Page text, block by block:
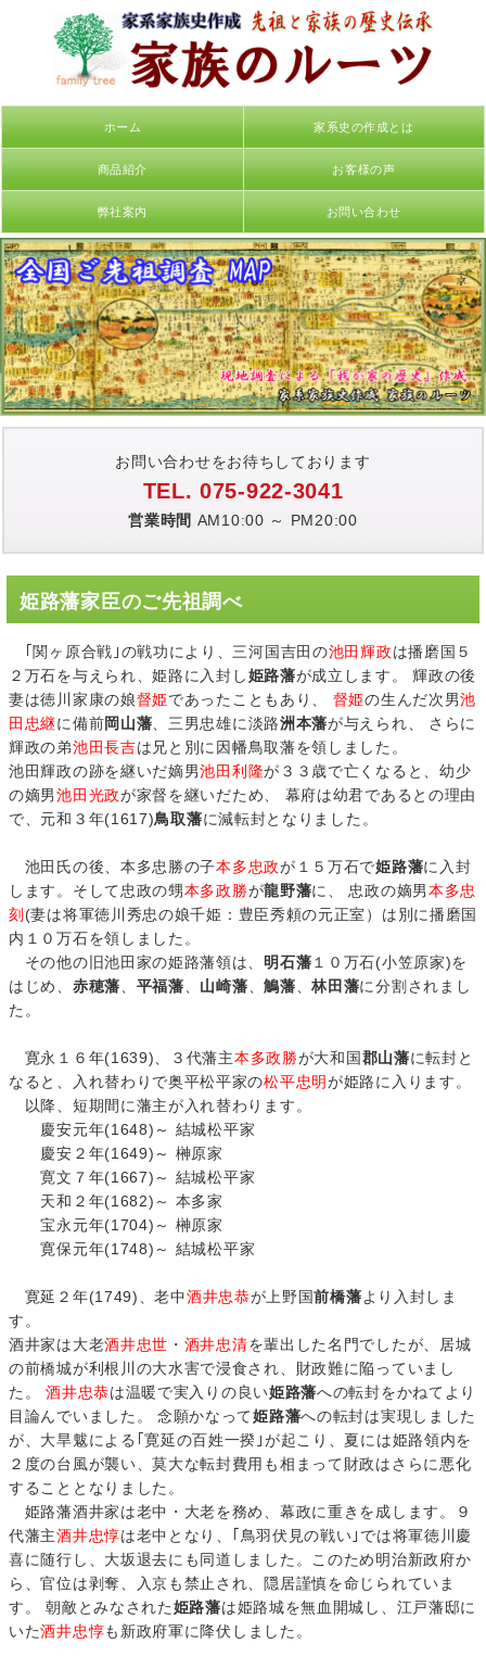
ホーム 家系史の作成とは
商品紹介 お客様の声
弊社案内 お問い合わせ
お問い合わせをお待ちしております
TEL. 075-922-3041
営業時間 AM10:00 ～ PM20:00
姫路藩家臣のご先祖調べ
｢関ヶ原合戦｣の戦功により、三河国吉田の池田輝政は播磨国５
２万石を与えられ、姫路に入封し姫路藩が成立します。 輝政の後
妻は徳川家康の娘督姫であったこともあり、 督姫の生んだ次男池
田忠継に備前岡山藩 、三男忠雄に淡路洲本藩が与えられ、 さらに
輝政の弟池田長吉は兄と別に因幡鳥取藩を領しました。
池田輝政の跡を継いだ嫡男池田利隆が３３歳で亡くなると、幼少
の嫡男池田光政が家督を継いだため、 幕府は幼君であるとの理由
で、元和３年(1617)鳥取藩に減転封となりました。
池田氏の後、本多忠勝の子本多忠政が１５万石で姫路藩に入封
します。そして忠政の甥本多政勝が龍野藩に、 忠政の嫡男本多忠
刻 (妻は将軍徳川秀忠の娘千姫：豊臣秀頼の元正室）は別に播磨国
内１０万石を領しました。
その他の旧池田家の姫路藩領は、 明石藩 １０万石(小笠原家)を
はじめ、 赤穂藩 平福藩 山崎藩 、鵤藩 、林田藩に分割されまし
た。
寛永１６年(1639)、３代藩主本多政勝が大和国郡山藩に転封と
なると、入れ替わりで奥平松平家の松平忠明が姫路に入ります。
以降、短期間に藩主が入れ替わります。
慶安元年(1648)～ 結城松平家
慶安２年(1649)～ 榊原家
寛文７年(1667)～ 結城松平家
天和２年(1682)～ 本多家
宝永元年(1704)～ 榊原家
寛保元年(1748)～ 結城松平家
寛延２年(1749)、老中酒井忠恭が上野国前橋藩より入封しま
す。
酒井家は大老酒井忠世 ・ 酒井忠清を輩出した名門でしたが、居城
の前橋城が利根川の大水害で浸食され、財政難に陥っていまし
た。酒井忠恭は温暖で実入りの良い姫路藩への転封をかねてより
目論んでいました。 念願かなって姫路藩への転封は実現しました
が、大旱魃による｢寛延の百姓一揆｣が起こり、夏には姫路領内を
２度の台風が襲い、莫大な転封費用も相まって財政はさらに悪化
することとなりました。
姫路藩酒井家は老中・大老を務め、幕政に重きを成します。９
代藩主酒井忠惇は老中となり、｢鳥羽伏見の戦い｣では将軍徳川慶
喜に随行し、大坂退去にも同道しました。このため明治新政府か
ら、官位は剥奪、入京も禁止され、隠居謹慎を命じられていま
す。 朝敵とみなされた姫路藩は姫路城を無血開城し、江戸藩邸に
いた酒井忠惇も新政府軍に降伏しました。